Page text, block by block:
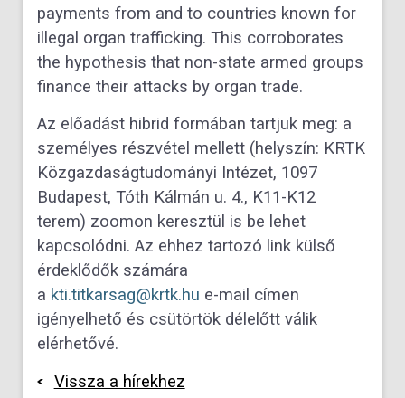
payments from and to countries known for
illegal organ trafficking. This corroborates
the hypothesis that non-state armed groups
finance their attacks by organ trade.
Az előadást hibrid formában tartjuk meg: a
személyes részvétel mellett (helyszín: KRTK
Közgazdaságtudományi Intézet, 1097
Budapest, Tóth Kálmán u. 4., K11-K12
terem) zoomon keresztül is be lehet
kapcsolódni. Az ehhez tartozó link külső
érdeklődők számára
a kti.titkarsag@krtk.hu e-mail címen
igényelhető és csütörtök délelőtt válik
elérhetővé.
Vissza a hírekhez